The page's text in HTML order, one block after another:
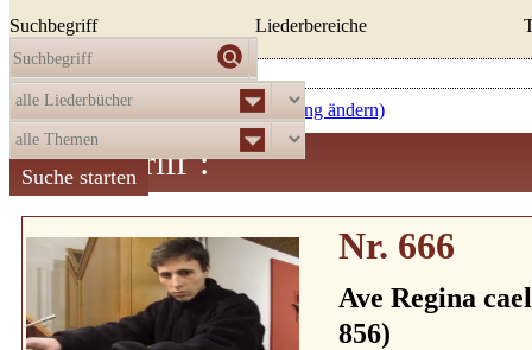
Suchbegriff Liederbereiche
Die Auswahlergab521Treffer:
absteigend nach Nummer (Sortierung ändern)
Suchbegriff :
Nr. 666
Ave Regina
856)